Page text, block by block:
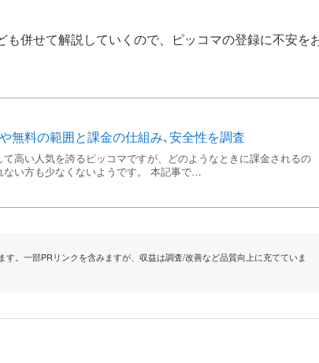
併せて解説していくので、ピッコマの登録に不安を
無料の範囲と課金の仕組み､安全性を調査
高い人気を誇るピッコマですが、どのようなときに課金されるの
い方も少なくないようです。 本記事で…
。一部PRリンクを含みますが、収益は調査/改善など品質向上に充てていま